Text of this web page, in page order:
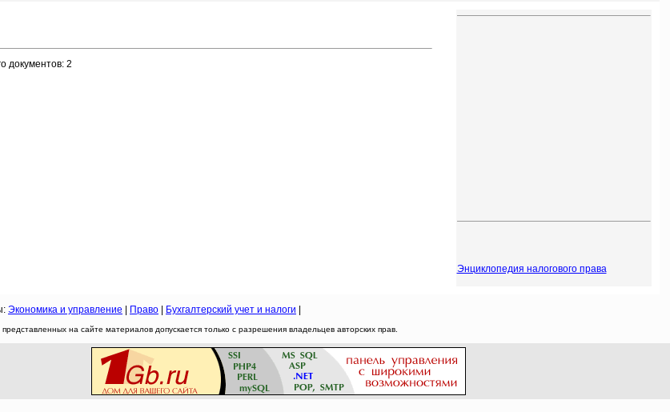
документов: 2
Энциклопедия налогового права
Экономика и управление Право Бухгалтерский учет и налоги
на сайте материалов допускается только с разрешения владельцев авторских прав.